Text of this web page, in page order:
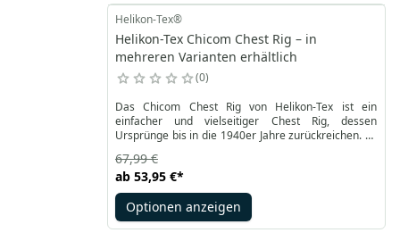
unterschiedlicher Verwendungszwecke.
Helikon-Tex®
Helikon-Tex Chicom Chest Rig – in
mehreren Varianten erhältlich
0
Das Chicom Chest Rig von Helikon-Tex ist ein
einfacher und vielseitiger Chest Rig, dessen
Ursprünge bis in die 1940er Jahre zurückreichen. Es
Dieses bequeme und leichte Werkzeug ermöglicht
das Tragen von grundlegender Ausrüstung in engen
Räumen, wie städtischen Umgebungen oder bei
CQB-Taktiken. Seine Anpassungsfähigkeit macht es
ideal für taktische Übungen, Schießtraining und
ab 53,95 €*
67,99 €
Optionen anzeigen